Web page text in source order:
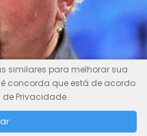
similares para melhorar sua
concorda que está de acordo
Privacidade.